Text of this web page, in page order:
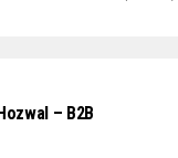
– B2B